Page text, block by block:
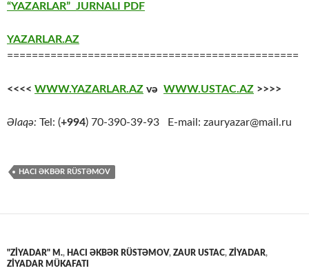
“YAZARLAR” JURNALI PDF
YAZARLAR.AZ
===============================================
<<<< WWW.YAZARLAR.AZ və WWW.USTAC.AZ >>>>
Əlaqə: Tel: (+994) 70-390-39-93 E-mail: zauryazar@mail.ru
HACI ƏKBƏR RÜSTƏMOV
"ZİYADAR" M., HACI ƏKBƏR RÜSTƏMOV, ZAUR USTAC, ZİYADAR,
ZİYADAR MÜKAFATI